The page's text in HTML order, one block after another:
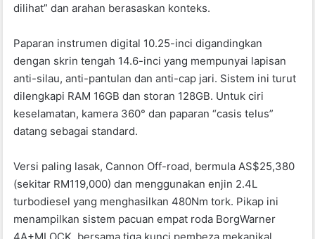
dilihat” dan arahan berasaskan konteks.
Paparan instrumen digital 10.25-inci digandingkan
dengan skrin tengah 14.6-inci yang mempunyai lapisan
anti-silau, anti-pantulan dan anti-cap jari. Sistem ini turut
dilengkapi RAM 16GB dan storan 128GB. Untuk ciri
keselamatan, kamera 360° dan paparan “casis telus”
datang sebagai standard.
Versi paling lasak, Cannon Off-road, bermula AS$25,380
(sekitar RM119,000) dan menggunakan enjin 2.4L
turbodiesel yang menghasilkan 480Nm tork. Pikap ini
menampilkan sistem pacuan empat roda BorgWarner
4A+MLOCK, bersama tiga kunci pembeza mekanikal,